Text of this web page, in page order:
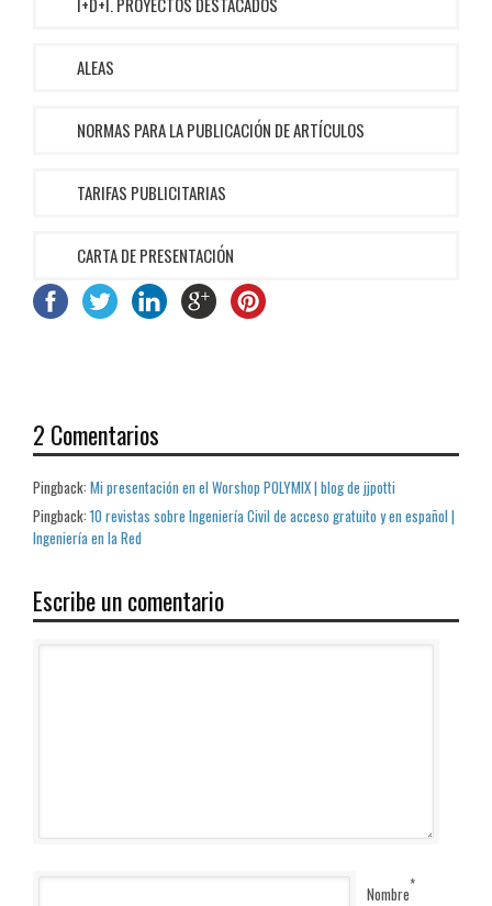
ALEAS
NORMAS PARA LA PUBLICACIÓN DE ARTÍCULOS
TARIFAS PUBLICITARIAS
CARTA DE PRESENTACIÓN
2 Comentarios
Pingback: Mi presentación en el Worshop POLYMIX | blog de jjpotti
Pingback: 10 revistas sobre Ingeniería Civil de acceso gratuito y en español |
Ingeniería en la Red
Escribe un comentario
Nombre*